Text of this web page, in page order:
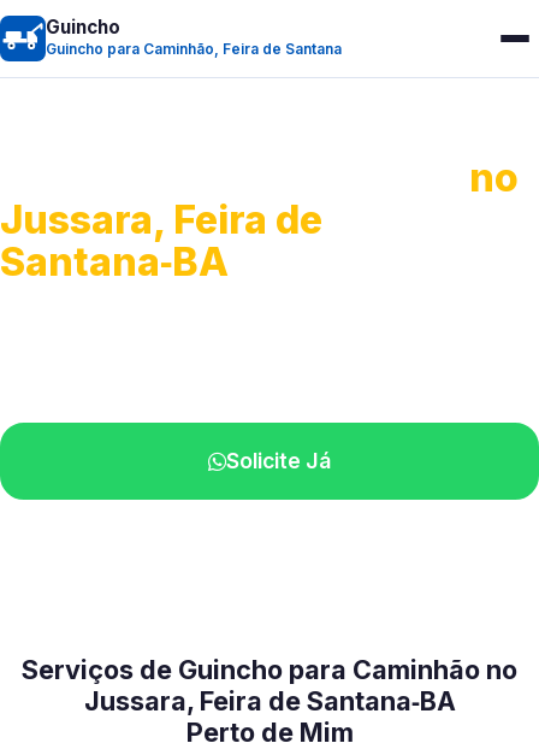
Guincho
Guincho para Caminhão, Feira de Santana
no
Jussara, Feira de
Santana‑BA
Solicite Já
Serviços de Guincho para Caminhão no
Jussara, Feira de Santana‑BA
Perto de Mim